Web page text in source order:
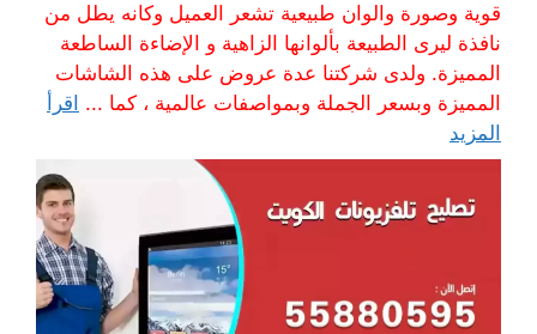
قوية وصورة والوان طبيعية تشعر العميل وكانه يطل من
نافذة ليرى الطبيعة بألوانها الزاهية و الإضاءة الساطعة
المميزة. ولدى شركتنا عدة عروض على هذه الشاشات
المميزة وبسعر الجملة وبمواصفات عالمية ، كما ... اقرأ
المزيد